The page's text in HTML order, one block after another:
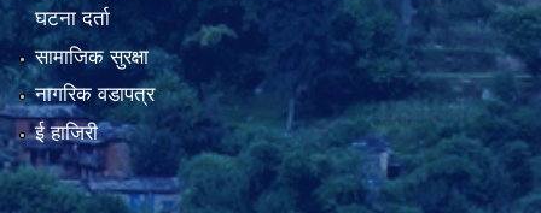
घटना दर्ता
सामाजिक सुरक्षा
नागरिक वडापत्र
ई हाजिरी